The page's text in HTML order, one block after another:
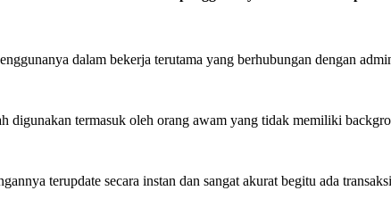
dalam bekerja terutama yang berhubungan dengan
digunakan termasuk oleh orang awam yang tidak memiliki
terupdate secara instan dan sangat akurat begitu ada